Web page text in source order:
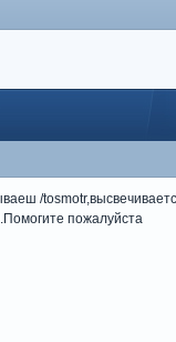
/
пожалуйста